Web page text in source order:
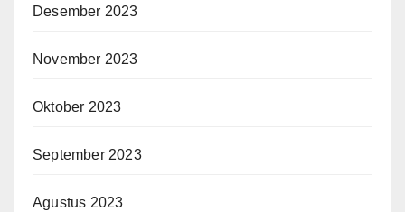
Desember 2023
November 2023
Oktober 2023
September 2023
Agustus 2023